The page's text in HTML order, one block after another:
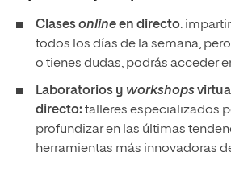
Clasesonlineen directo:
todos los días de la semana,
o tienes dudas, podrás acceder
Laboratorios y workshops
directo: talleres especializados
profundizar en las últimas
herramientas más innovadoras